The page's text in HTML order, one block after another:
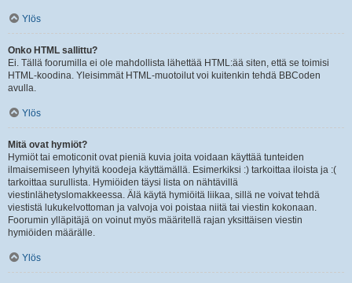
Ylös
Onko HTML sallittu?
Ei. Tällä foorumilla ei ole mahdollista lähettää HTML:ää siten, että se toimisi
HTML-koodina. Yleisimmät HTML-muotoilut voi kuitenkin tehdä BBCoden
avulla.
Ylös
Mitä ovat hymiöt?
Hymiöt tai emoticonit ovat pieniä kuvia joita voidaan käyttää tunteiden
ilmaisemiseen lyhyitä koodeja käyttämällä. Esimerkiksi :) tarkoittaa iloista ja :(
tarkoittaa surullista. Hymiöiden täysi lista on nähtävillä
viestinlähetyslomakkeessa. Älä käytä hymiöitä liikaa, sillä ne voivat tehdä
viestistä lukukelvottoman ja valvoja voi poistaa niitä tai viestin kokonaan.
Foorumin ylläpitäjä on voinut myös määritellä rajan yksittäisen viestin
hymiöiden määrälle.
Ylös